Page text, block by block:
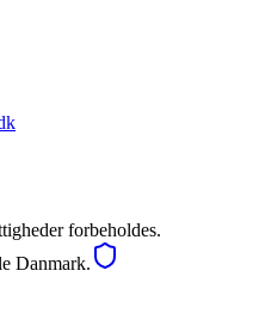
forbeholdes.
Danmark.